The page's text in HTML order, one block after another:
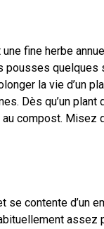
fine herbe
quelques
la vie d’un
Dès qu’un
compost.
contente d’un